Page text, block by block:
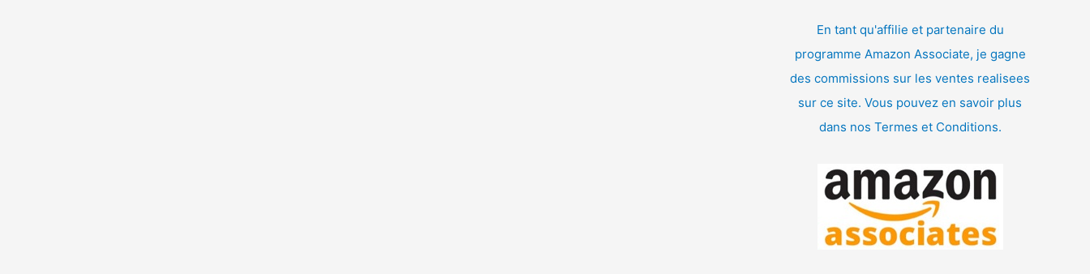
En tant qu'affilie et partenaire du
programme Amazon Associate, je gagne
des commissions sur les ventes realisees
sur ce site. Vous pouvez en savoir plus
dans nos Termes et Conditions.